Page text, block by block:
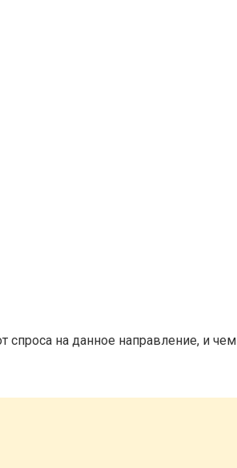
спроса на данное направление, и чем